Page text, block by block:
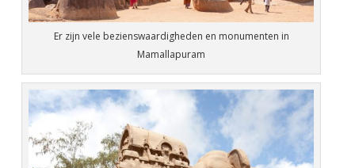
Er zijn vele bezienswaardigheden en monumenten in
Mamallapuram